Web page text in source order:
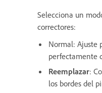
Selecciona un
correctores:
Normal: Ajuste
perfectamente
Reemplazar:
los bordes del